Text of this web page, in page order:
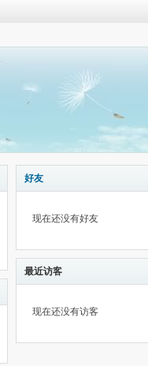
好友
现在还没有好友
最近访客
现在还没有访客